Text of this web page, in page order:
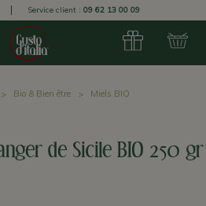
Service client : 09 62 13 00 09
Bio & Bien être Miels BIO
de Sicile BIO 250 gr